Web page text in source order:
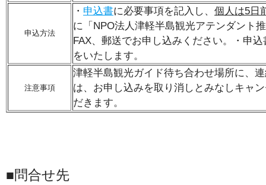
申込方法
・ 申込書に必要事項を記入し、 個人は5日
に「NPO法人津軽半島観光アテンダント
FAX、郵送でお申し込みください。・申
をいたします。
注意事項
津軽半島観光ガイド待ち合わせ場所に、
は、お申し込みを取り消しとみなしキャ
だきます。
■問合せ先